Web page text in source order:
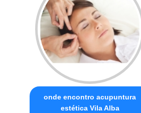
onde encontro acupuntura
estética Vila Alba